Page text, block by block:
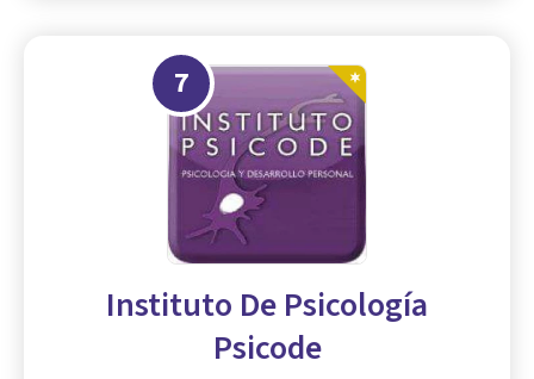
7
Instituto De Psicología
Psicode